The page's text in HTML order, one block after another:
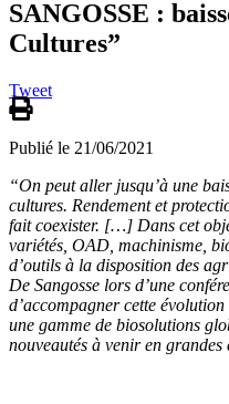
SANGOSSE :
Cultures”
Tweet
Publié le 21/06/2021
“On peut aller jusqu’à une
cultures. Rendement et
fait coexister. […] Dans cet
variétés, OAD, machinisme,
d’outils à la disposition des
De Sangosse lors d’une
d’accompagner cette
une gamme de biosolutions
nouveautés à venir en